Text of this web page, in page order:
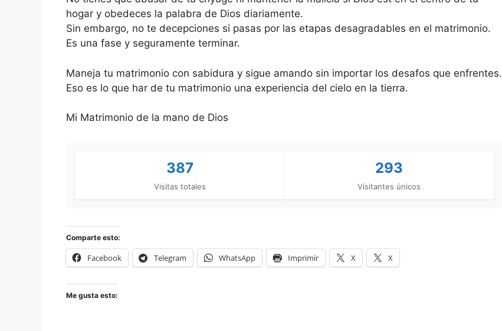
hogar y obedeces la palabra de Dios diariamente.
Sin embargo, no te decepciones si pasas por las etapas desagradables en el matrimonio.
Es una fase y seguramente terminar.
Maneja tu matrimonio con sabidura y sigue amando sin importar los desafos que enfrentes.
Eso es lo que har de tu matrimonio una experiencia del cielo en la tierra.
Mi Matrimonio de la mano de Dios
387
Visitas totales
293
Visitantes únicos
Comparte esto:
Facebook Telegram WhatsApp Imprimir X X
Me gusta esto: